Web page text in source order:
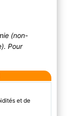
(non-
Pour
et de